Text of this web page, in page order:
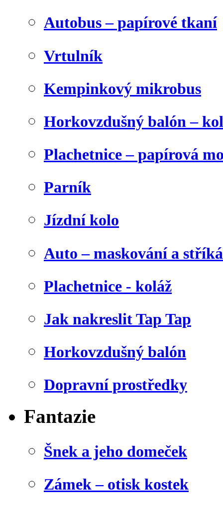
Autobus – papírové tkaní
Vrtulník
Kempinkový mikrobus
Horkovzdušný balón –
Plachetnice – papírová
Parník
Jízdní kolo
Auto – maskování a
Plachetnice - koláž
Jak nakreslit Tap Tap
Horkovzdušný balón
Dopravní prostředky
Fantazie
Šnek a jeho domeček
Zámek – otisk kostek